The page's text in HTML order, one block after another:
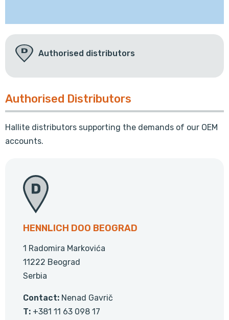
Authorised distributors
Authorised Distributors
Hallite distributors supporting the demands of our OEM
accounts.
HENNLICH DOO BEOGRAD
1 Radomira Markovića
11222 Beograd
Serbia
Contact: Nenad Gavrič
T: +381 11 63 098 17